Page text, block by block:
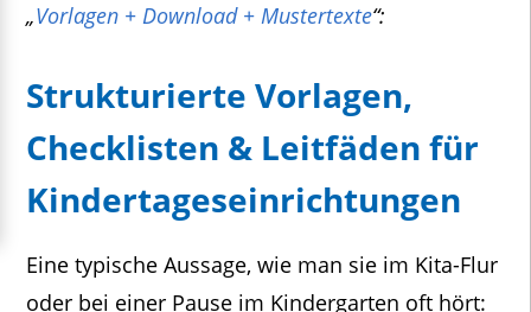
„Vorlagen + Download + Mustertexte“:
Strukturierte Vorlagen,
Checklisten & Leitfäden für
Kindertageseinrichtungen
Eine typische Aussage, wie man sie im Kita-Flur
oder bei einer Pause im Kindergarten oft hört: